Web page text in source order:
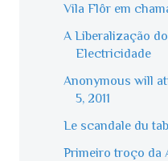
Vila Flôr em
A Liberalização
Electricidade
Anonymous will
5, 2011
Le scandale du
Primeiro troço da